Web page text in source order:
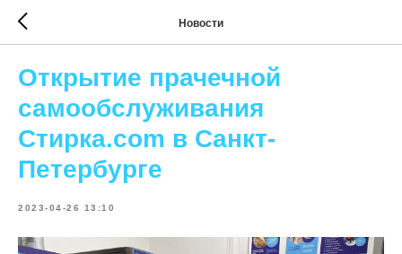
Новости
Открытие прачечной
самообслуживания
Стирка.com в Санкт-
Петербурге
2023-04-26 13:10